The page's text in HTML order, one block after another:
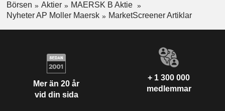
Börsen Aktier
MAERSK B Aktie
Nyheter AP Moller Maersk
MarketScreener Artiklar
Mer än 20 år
vid din sida
+ 1 300 000
medlemmar